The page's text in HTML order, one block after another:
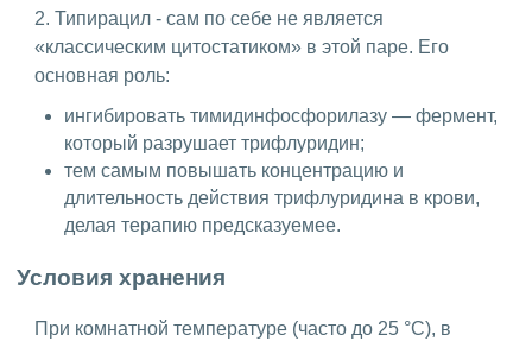
2. Типирацил - сам по себе не является
«классическим цитостатиком» в этой паре. Его
основная роль:
ингибировать тимидинфосфорилазу — фермент,
который разрушает трифлуридин;
тем самым повышать концентрацию и
длительность действия трифлуридина в крови,
делая терапию предсказуемее.
Условия хранения
При комнатной температуре (часто до 25 °C), в